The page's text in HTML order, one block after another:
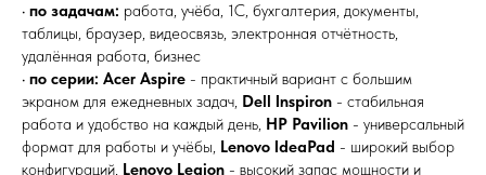
• по задачам: работа, учёба, 1С, бухгалтерия, документы,
таблицы, браузер, видеосвязь, электронная отчётность,
удалённая работа, бизнес
• по серии: Acer Aspire - практичный вариант с большим
экраном для ежедневных задач, Dell Inspiron - стабильная
работа и удобство на каждый день, HP Pavilion - универсальный
формат для работы и учёбы, Lenovo IdeaPad - широкий выбор
конфигураций, Lenovo Legion - высокий запас мощности и